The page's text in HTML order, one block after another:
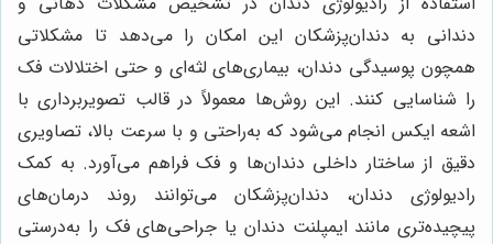
دندانی به دندان‌پزشکان این امکان را می‌دهد تا مشکلاتی
همچون پوسیدگی دندان، بیماری‌های لثه‌ای و حتی اختلالات فک
را شناسایی کنند. این روش‌ها معمولاً در قالب تصویربرداری با
اشعه ایکس انجام می‌شود که به‌راحتی و با سرعت بالا، تصاویری
دقیق از ساختار داخلی دندان‌ها و فک فراهم می‌آورد. به کمک
رادیولوژی دندان، دندان‌پزشکان می‌توانند روند درمان‌های
پیچیده‌تری مانند ایمپلنت دندان یا جراحی‌های فک را به‌درستی